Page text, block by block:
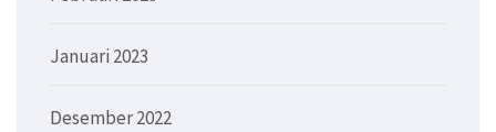
Januari 2023
Desember 2022